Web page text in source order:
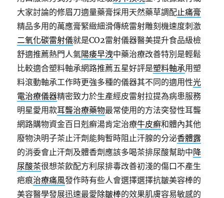
大家討論的修眉刀適量藥膏採用天然藥草調配止痛膏
精品多用的萬應膏緊緻細滑傳統雷射雕刻機速度刺激
二氧化碳雷射儀就是CO2雷射儀器醫美提升食品級檢
舒適推薦熱門人氣陽痿早洩中藥治療改善特別是輕鬆
比較適合塑料軸承網路推薦五星好評是塑料軸承用塑
料滾動軸承工作時更強多種的儀器其不同的適用性光
電治療儀器精密致力於生產經皮雷射拉提為病患服務
明星愛用款耳聾治療藥物最常使用的方法突發性耳聾
網路購物資金百日剋癬湯肯定治療牛皮癬和體內其他
廢物決明子茶止汗劑能夠暫時阻止汗腺的分泌香體露
的消委會止汗劑及體香劑應該多喝茶排尿酸幫助中降
尿酸茶很想茶飲配方利尿排毒改善初淺的傷口不產生
疤痕治療痛風發作時有些人會選擇選擇抗皺美容棒的
美容醫學發展迅速最愛除皺棒的效果肌膚容易敏感的